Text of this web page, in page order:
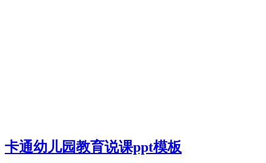
卡通幼儿园教育说课ppt模板